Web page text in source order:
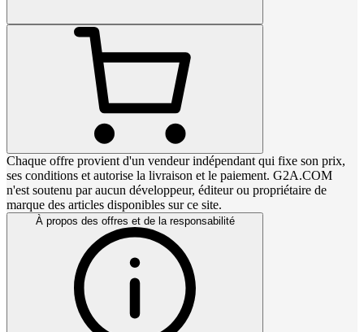
Chaque offre provient d'un vendeur indépendant qui fixe son prix,
ses conditions et autorise la livraison et le paiement. G2A.COM
n'est soutenu par aucun développeur, éditeur ou propriétaire de
marque des articles disponibles sur ce site.
À propos des offres et de la responsabilité